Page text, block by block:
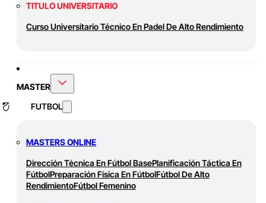
TITULO UNIVERSITARIO
Curso Universitario Técnico En Padel De Alto Rendimiento
MASTER
FUTBOL
MASTERS ONLINE
Dirección Técnica En Fútbol BasePlanificación Táctica En
FútbolPreparación Física En FútbolFútbol De Alto
RendimientoFútbol Femenino